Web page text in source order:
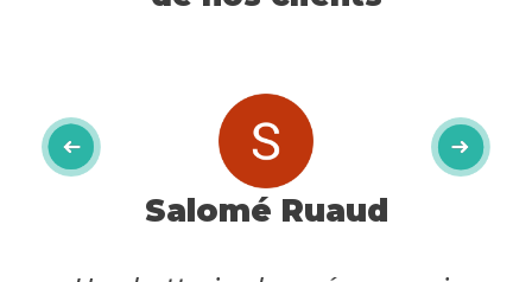
Salomé Ruaud